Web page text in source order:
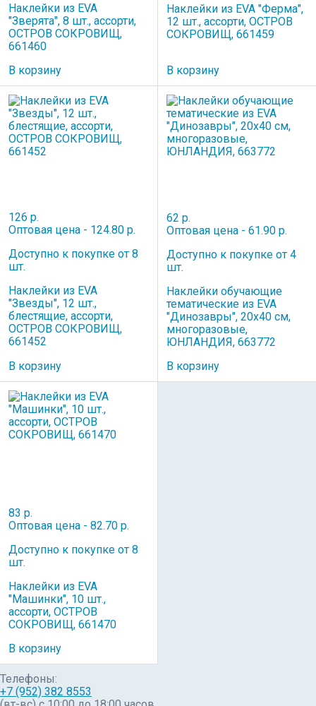
Наклейки из EVA
"Зверята", 8 шт., ассорти,
ОСТРОВ СОКРОВИЩ,
661460
В корзину
Наклейки из EVA "Ферма",
12 шт., ассорти, ОСТРОВ
СОКРОВИЩ, 661459
В корзину
126 р.
Оптовая цена - 124.80 р.
Доступно к покупке от 8
шт.
Наклейки из EVA
"Звезды", 12 шт.,
блестящие, ассорти,
ОСТРОВ СОКРОВИЩ,
661452
В корзину
62 р.
Оптовая цена - 61.90 р.
Доступно к покупке от 4
шт.
Наклейки обучающие
тематические из EVA
"Динозавры", 20х40 см,
многоразовые,
ЮНЛАНДИЯ, 663772
В корзину
83 р.
Оптовая цена - 82.70 р.
Доступно к покупке от 8
шт.
Наклейки из EVA
"Машинки", 10 шт.,
ассорти, ОСТРОВ
СОКРОВИЩ, 661470
В корзину
Телефоны:
+7 (952) 382 8553